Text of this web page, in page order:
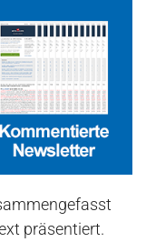
präsentiert.